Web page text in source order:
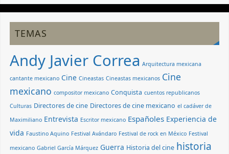
TEMAS
Andy Javier Correa Arquitectura mexicana
cantante mexicano Cine Cineastas Cineastas mexicanos Cine
mexicano compositor mexicano Conquista cuentos republicanos
Culturas Directores de cine Directores de cine mexicano el cadáver de
Maximiliano Entrevista Escritor mexicano Españoles Experiencia de
vida Faustino Aquino Festival Avándaro Festival de rock en México Festival
mexicano Gabriel García Márquez Guerra Historia del cine historia